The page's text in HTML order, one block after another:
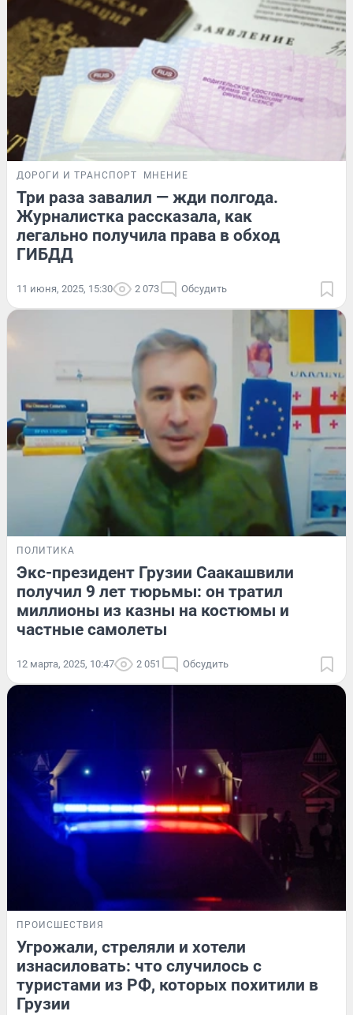
ДОРОГИ И ТРАНСПОРТ МНЕНИЕ
Три раза завалил — жди полгода.
Журналистка рассказала, как
легально получила права в обход
ГИБДД
11 июня, 2025, 15:30 2 073 Обсудить
ПОЛИТИКА
Экс-президент Грузии Саакашвили
получил 9 лет тюрьмы: он тратил
миллионы из казны на костюмы и
частные самолеты
12 марта, 2025, 10:47 2 051 Обсудить
ПРОИСШЕСТВИЯ
Угрожали, стреляли и хотели
изнасиловать: что случилось с
туристами из РФ, которых похитили в
Грузии